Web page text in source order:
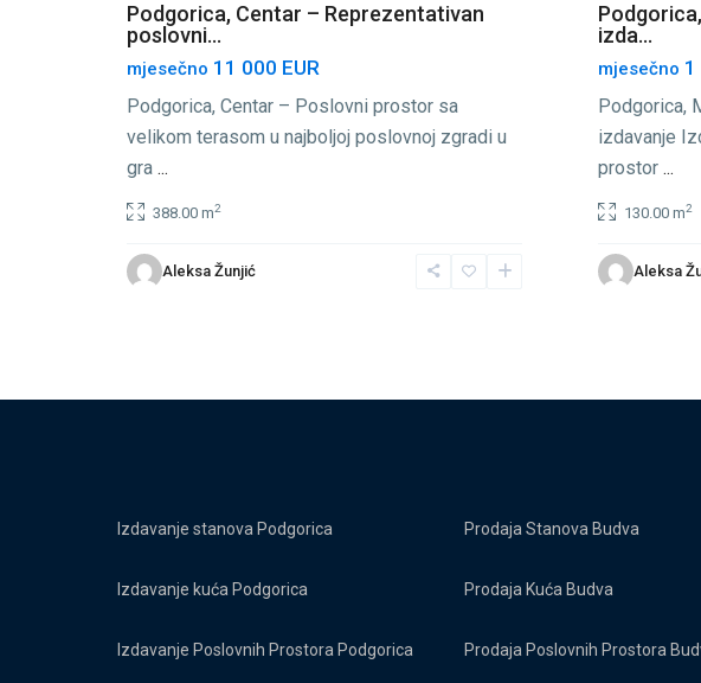
Podgorica, Centar – Reprezentativan
poslovni...
mjesečno 11 000 EUR
Podgorica, Centar – Poslovni prostor sa
velikom terasom u najboljoj poslovnoj zgradi u
gra ...
388.00 m2
Aleksa Žunjić
izda...
mjesečno 1
Podgorica,
izdavanje
prostor ...
130.00 m2
Aleksa
Izdavanje stanova Podgorica
Izdavanje kuća Podgorica
Izdavanje Poslovnih Prostora Podgorica
Prodaja Stanova Budva
Prodaja Kuća Budva
Prodaja Poslovnih Prostora